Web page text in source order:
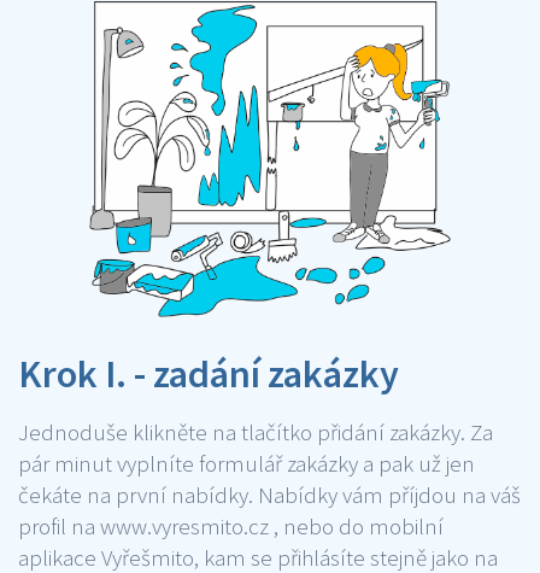
Krok I. - zadání zakázky
Jednoduše klikněte na tlačítko přidání zakázky. Za
pár minut vyplníte formulář zakázky a pak už jen
čekáte na první nabídky. Nabídky vám příjdou na váš
profil na www.vyresmito.cz , nebo do mobilní
aplikace Vyřešmito, kam se přihlásíte stejně jako na